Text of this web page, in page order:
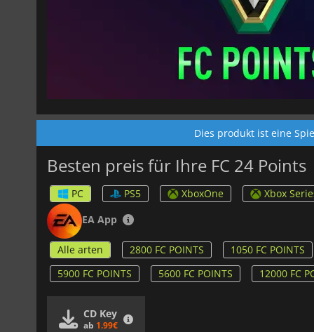
Dies produkt ist eine
Besten preis für Ihre FC 24 Points
PC PS5 XboxOne
Xbox
EA App
Alle arten 2800 FC POINTS 1050 FC POINTS
5900 FC POINTS
5600 FC POINTS 12000 FC
CD Key
ab 1.99€